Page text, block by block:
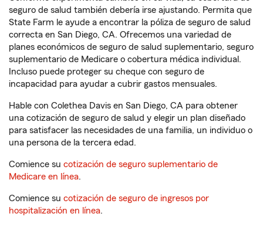
seguro de salud también debería irse ajustando. Permita que
State Farm le ayude a encontrar la póliza de seguro de salud
correcta en San Diego, CA. Ofrecemos una variedad de
planes económicos de seguro de salud suplementario, seguro
suplementario de Medicare o cobertura médica individual.
Incluso puede proteger su cheque con seguro de
incapacidad para ayudar a cubrir gastos mensuales.
Hable con Colethea Davis en San Diego, CA para obtener
una cotización de seguro de salud y elegir un plan diseñado
para satisfacer las necesidades de una familia, un individuo o
una persona de la tercera edad.
Comience su cotización de seguro suplementario de
Medicare en línea.
Comience su cotización de seguro de ingresos por
hospitalización en línea.